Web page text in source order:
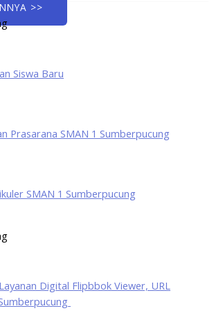
>>
Siswa Baru
Prasarana SMAN 1 Sumberpucung
SMAN 1 Sumberpucung
Digital Flipbbok Viewer, URL